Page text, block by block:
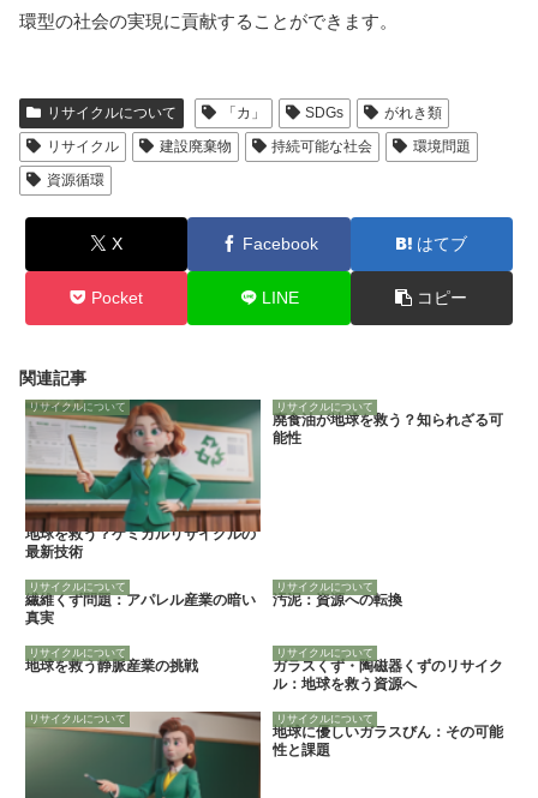
環型の社会の実現に貢献することができます。
リサイクルについて 「カ」 SDGs
がれき類
リサイクル
建設廃棄物 持続可能な社会
環境問題
資源循環
X Facebook はてブ
Pocket LINE コピー
関連記事
リサイクルについて
地球を救う？ケミカルリサイクルの
最新技術
リサイクルについて
廃食油が地球を救う？知られざる可
能性
リサイクルについて
繊維くず問題：アパレル産業の暗い
真実
リサイクルについて
汚泥：資源への転換
リサイクルについて
地球を救う静脈産業の挑戦
リサイクルについて
ガラスくず・陶磁器くずのリサイク
ル：地球を救う資源へ
リサイクルについて リサイクルについて
地球に優しいガラスびん：その可能
性と課題